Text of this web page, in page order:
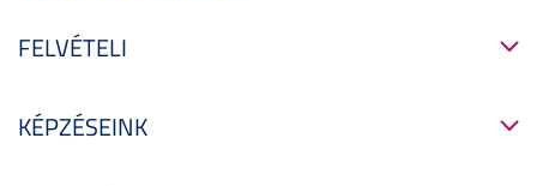
FELVÉTELI
KÉPZÉSEINK